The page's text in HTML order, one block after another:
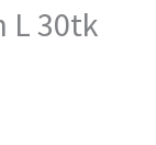
L 30tk